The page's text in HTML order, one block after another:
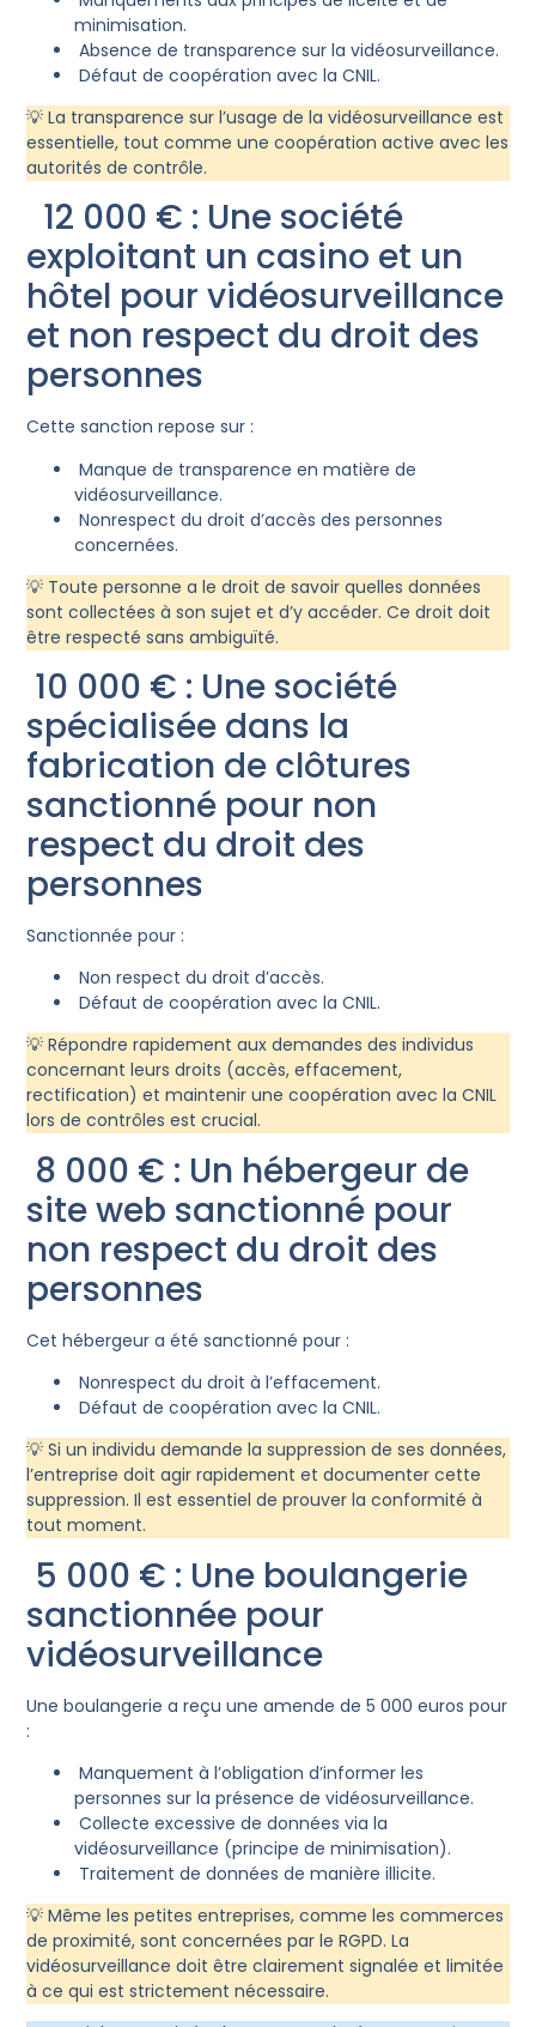
minimisation.
Absence de transparence sur la vidéosurveillance.
Défaut de coopération avec la CNIL.
💡 La transparence sur l’usage de la vidéosurveillance est
essentielle, tout comme une coopération active avec les
autorités de contrôle.
12 000 € : Une société
exploitant un casino et un
hôtel pour vidéosurveillance
et non respect du droit des
personnes
Cette sanction repose sur :
Manque de transparence en matière de
vidéosurveillance.
Nonrespect du droit d’accès des personnes
concernées.
💡 Toute personne a le droit de savoir quelles données
sont collectées à son sujet et d’y accéder. Ce droit doit
être respecté sans ambiguïté.
10 000 € : Une société
spécialisée dans la
fabrication de clôtures
sanctionné pour non
respect du droit des
personnes
Sanctionnée pour :
Non respect du droit d’accès.
Défaut de coopération avec la CNIL.
💡 Répondre rapidement aux demandes des individus
concernant leurs droits (accès, effacement,
rectification) et maintenir une coopération avec la CNIL
lors de contrôles est crucial.
8 000 € : Un hébergeur de
site web sanctionné pour
non respect du droit des
personnes
Cet hébergeur a été sanctionné pour :
Nonrespect du droit à l’effacement.
Défaut de coopération avec la CNIL.
💡 Si un individu demande la suppression de ses données,
l’entreprise doit agir rapidement et documenter cette
suppression. Il est essentiel de prouver la conformité à
tout moment.
5 000 € : Une boulangerie
sanctionnée pour
vidéosurveillance
Une boulangerie a reçu une amende de 5 000 euros pour
:
Manquement à l’obligation d’informer les
personnes sur la présence de vidéosurveillance.
Collecte excessive de données via la
vidéosurveillance (principe de minimisation).
Traitement de données de manière illicite.
💡 Même les petites entreprises, comme les commerces
de proximité, sont concernées par le RGPD. La
vidéosurveillance doit être clairement signalée et limitée
à ce qui est strictement nécessaire.